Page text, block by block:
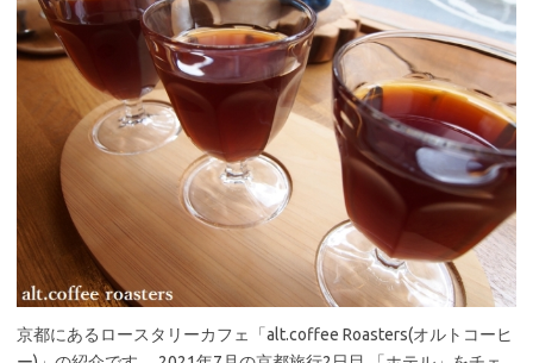
京都にあるロースタリーカフェ「alt.coffee Roasters(オルトコーヒ